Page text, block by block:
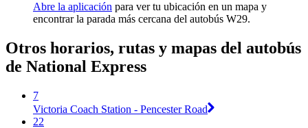
Abre la aplicación para ver tu ubicación en un mapa y
encontrar la parada más cercana del autobús W29.
Otros horarios, rutas y mapas del autobús
de National Express
7
Victoria Coach Station - Pencester Road
22